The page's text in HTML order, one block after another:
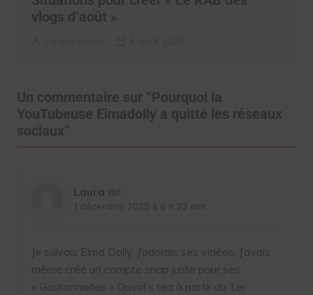
vlogs d’août »
Un commentaire sur “Pourquoi la
YouTubeuse Eimadolly a quitté les réseaux
sociaux”
Laura dit :
1 décembre 2025 à 6 h 22 min
Je suivais Eima Dolly. J’adorais ses vidéos. J’avais
même créé un compte snap juste pour ses
« Goutonnades » David’s tea à partir du 1er